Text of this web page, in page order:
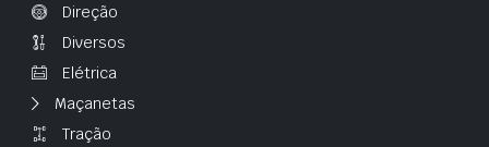
Direção
Diversos
Elétrica
Maçanetas
Tração